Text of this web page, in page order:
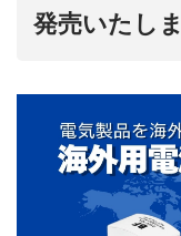
発売いたしま